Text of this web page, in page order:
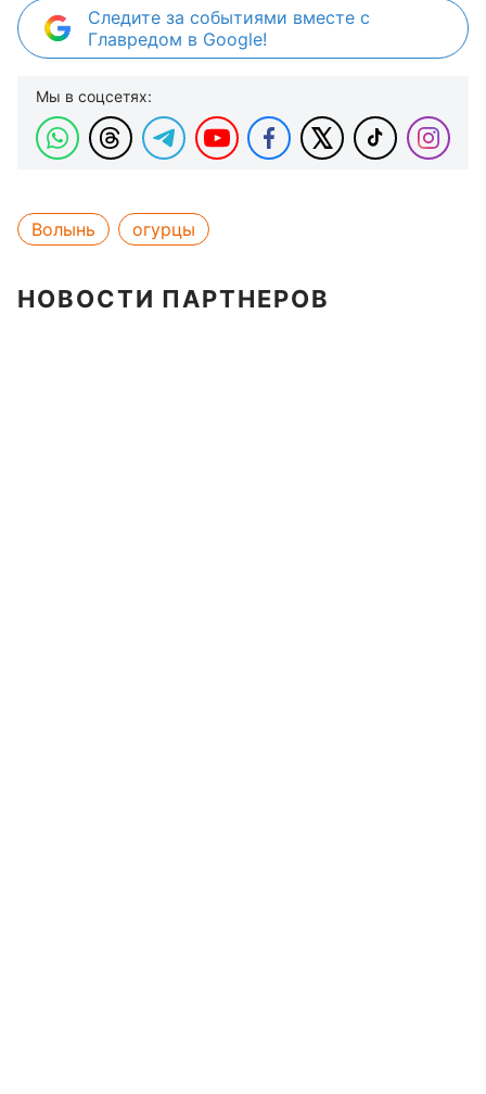
Следите за событиями вместе с
Главредом в Google!
Мы в соцсетях:
Волынь огурцы
НОВОСТИ ПАРТНЕРОВ